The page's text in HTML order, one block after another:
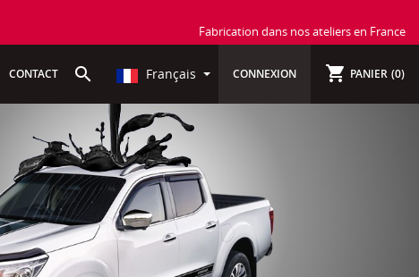
Fabrication dans nos ateliers en France
CONTACT search Français CONNEXION shopping_cart PANIER (0)